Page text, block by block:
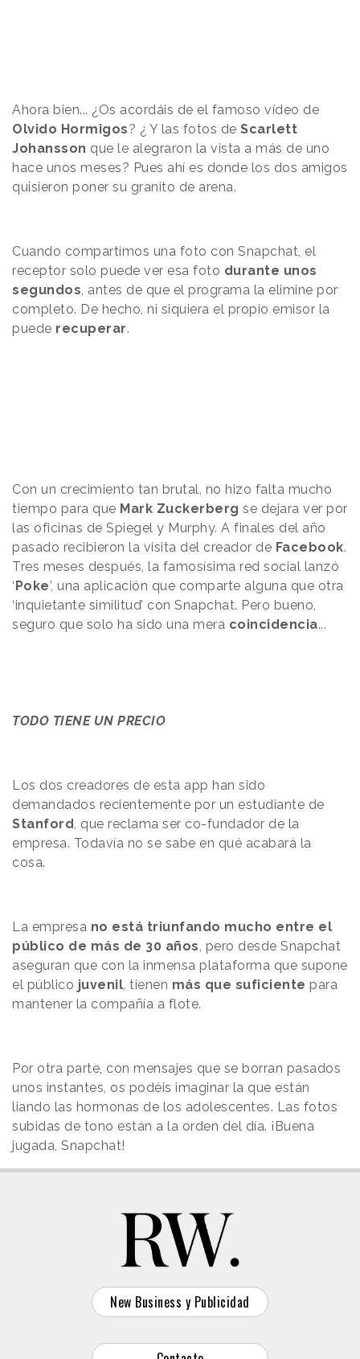
Ahora bien... ¿Os acordáis de el famoso vídeo de
Olvido Hormigos? ¿ Y las fotos de Scarlett
Johansson que le alegraron la vista a más de uno
hace unos meses? Pues ahí es donde los dos amigos
quisieron poner su granito de arena.
Cuando compartimos una foto con Snapchat, el
receptor solo puede ver esa foto durante unos
segundos , antes de que el programa la elimine por
completo. De hecho, ni siquiera el propio emisor la
puede recuperar.
Con un crecimiento tan brutal, no hizo falta mucho
tiempo para que Mark Zuckerberg se dejara ver por
las oficinas de Spiegel y Murphy. A finales del año
pasado recibieron la visita del creador de Facebook.
Tres meses después, la famosísima red social lanzó
‘Poke’, una aplicación que comparte alguna que otra
‘inquietante similitud’ con Snapchat. Pero bueno,
seguro que solo ha sido una mera coincidencia...
TODO TIENE UN PRECIO
Los dos creadores de esta app han sido
demandados recientemente por un estudiante de
Stanford , que reclama ser co-fundador de la
empresa. Todavía no se sabe en qué acabará la
cosa.
La empresa no está triunfando mucho entre el
público de más de 30 años , pero desde Snapchat
aseguran que con la inmensa plataforma que supone
el público juvenil , tienen más que suficiente para
mantener la compañía a flote.
Por otra parte, con mensajes que se borran pasados
unos instantes, os podéis imaginar la que están
liando las hormonas de los adolescentes. Las fotos
subidas de tono están a la orden del día. ¡Buena
jugada, Snapchat!
New Business y Publicidad